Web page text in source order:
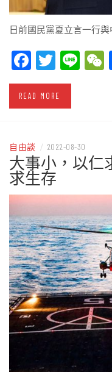
日前國民黨夏立言一行
READ MORE
自由談 / 2022-08-30
大事小，以仁
求生存